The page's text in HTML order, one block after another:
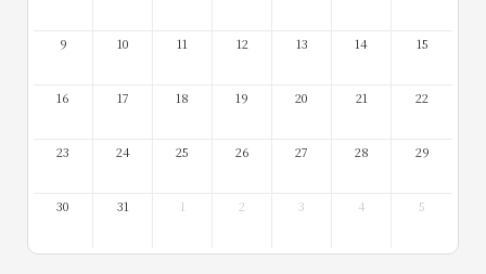
9 10 11 12 13 14 15
16 17 18 19 20 21 22
23 24 25 26 27 28 29
30 31 1 2 3 4 5